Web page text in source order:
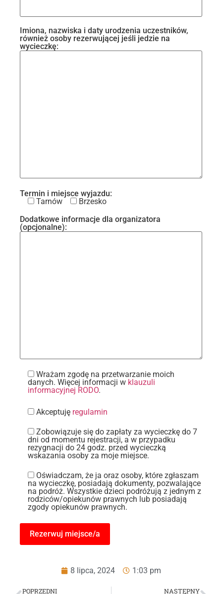
Imiona, nazwiska i daty urodzenia uczestników,
również osoby rezerwującej jeśli jedzie na
wycieczkę:
Termin i miejsce wyjazdu:
Tarnów
Brzesko
Dodatkowe informacje dla organizatora
(opcjonalne):
Wrażam zgodę na przetwarzanie moich
danych. Więcej informacji w klauzuli
informacyjnej RODO.
Akceptuję regulamin
Zobowiązuje się do zapłaty za wycieczkę do 7
dni od momentu rejestracji, a w przypadku
rezygnacji do 24 godz. przed wycieczką
wskazania osoby za moje miejsce.
Oświadczam, że ja oraz osoby, które zgłaszam
na wycieczkę, posiadają dokumenty, pozwalające
na podróż. Wszystkie dzieci podróżują z jednym z
rodziców/opiekunów prawnych lub posiadają
zgody opiekunów prawnych.
8 lipca, 2024 1:03 pm
POPRZEDNI NASTĘPNY